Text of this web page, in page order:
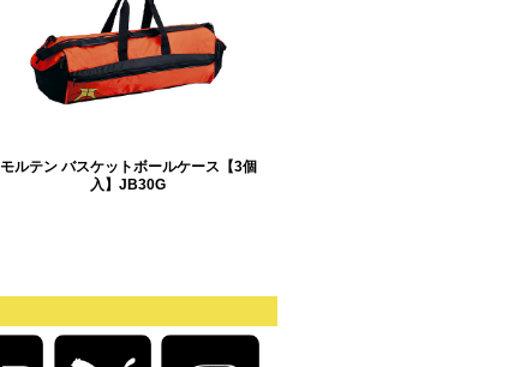
モルテン バスケットボールケース【3個
入】JB30G